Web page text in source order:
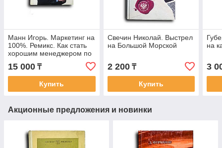
Манн Игорь. Маркетинг на
100%. Ремикс. Как стать
хорошим менеджером по
маркетингу
15 000 ₸
Купить
Свечин Николай. Выстрел
на Большой Морской
2 200₸
Купить
на
3
Акционные предложения и новинки